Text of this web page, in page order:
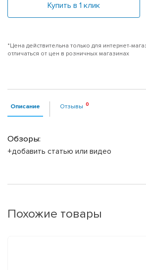
Купить в 1 клик
*Цена действительна только для интернет-
отличаться от цен в розничных магазинах
Описание Отзывы
Обзоры:
+добавить статью или видео
Похожие товары